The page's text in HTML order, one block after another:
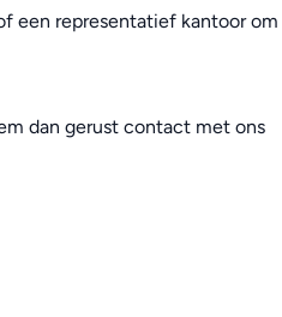
een representatief kantoor om
dan gerust contact met ons